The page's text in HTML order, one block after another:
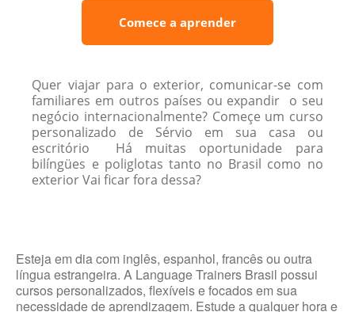
Comece a aprender
Quer viajar para o exterior, comunicar-se com
familiares em outros países ou expandir o seu
negócio internacionalmente? Começe um curso
personalizado de Sérvio em sua casa ou
escritório Há muitas oportunidade para
bilíngües e poliglotas tanto no Brasil como no
exterior Vai ficar fora dessa?
Esteja em dia com inglês, espanhol, francês ou outra
língua estrangeira. A Language Trainers Brasil possui
cursos personalizados, flexíveis e focados em sua
necessidade de aprendizagem. Estude a qualquer hora e